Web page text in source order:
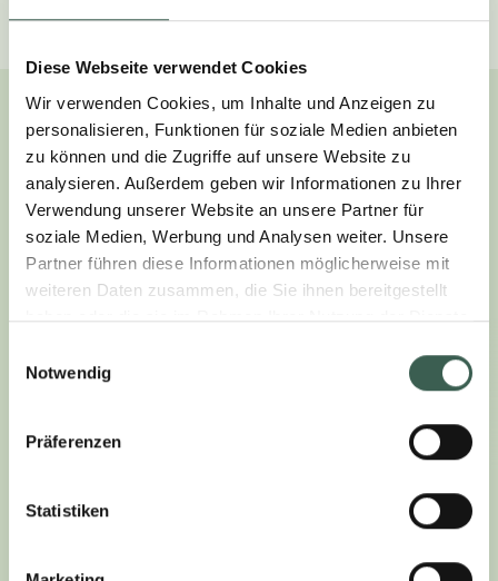
Diese Webseite verwendet Cookies
Wir verwenden Cookies, um Inhalte und Anzeigen zu
personalisieren, Funktionen für soziale Medien anbieten
zu können und die Zugriffe auf unsere Website zu
analysieren. Außerdem geben wir Informationen zu Ihrer
Verwendung unserer Website an unsere Partner für
soziale Medien, Werbung und Analysen weiter. Unsere
Partner führen diese Informationen möglicherweise mit
weiteren Daten zusammen, die Sie ihnen bereitgestellt
haben oder die sie im Rahmen Ihrer Nutzung der Dienste
Notwendig
Präferenzen
Statistiken
MEDITERRANER GENUSS:
UNSER VEGGIE-BURGER-
REZEPT
Unser Veggie-Burger-Rezept auf italienische Art
Deinen Grill! Dieser plant-based Burger kombiniert
mit aromatischen getrockneten Tomaten, die dem
Burger eine intensive Geschmackstiefe verleihen.
Frischer Rucola rundet das Ganze ab und sorgt für
ist perfekt für alle, die